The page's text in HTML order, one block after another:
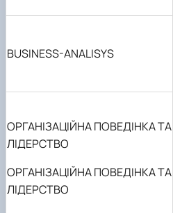
BUSINESS-ANALISYS
ОРГАНІЗАЦІЙНА ПОВЕДІНКА ТА
ЛІДЕРСТВО
ОРГАНІЗАЦІЙНА ПОВЕДІНКА ТА
ЛІДЕРСТВО